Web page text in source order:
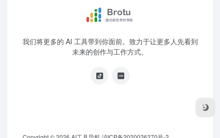
我们将更多的 AI 工具带到你面前。致力于让更多人先看到
未来的创作与工作方式。